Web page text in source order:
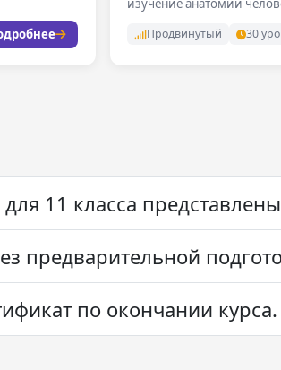
Продвинутый 30
11 класса
предварительной
по окончании курса.